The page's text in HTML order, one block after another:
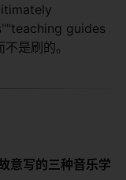
guides
是刷的。
意写的三种音乐学